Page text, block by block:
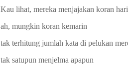
Kau lihat, mereka menjajakan koran
ah, mungkin koran kemarin
tak terhitung jumlah kata di pelukan
tak satupun menjelma apapun